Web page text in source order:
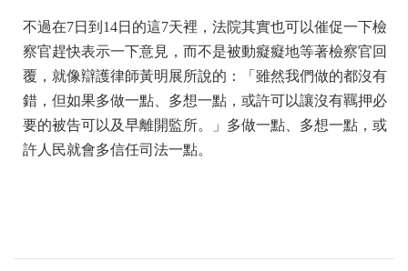
不過在7日到14日的這7天裡，法院其實也可以催促一下檢
察官趕快表示一下意見，而不是被動癡癡地等著檢察官回
覆，就像辯護律師黃明展所說的：「雖然我們做的都沒有
錯，但如果多做一點、多想一點，或許可以讓沒有羈押必
要的被告可以及早離開監所。」多做一點、多想一點，或
許人民就會多信任司法一點。